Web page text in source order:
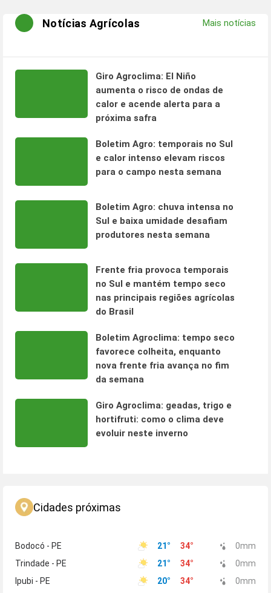
Notícias Agrícolas Mais notícias
Giro Agroclima: El Niño
aumenta o risco de ondas de
calor e acende alerta para a
próxima safra
Boletim Agro: temporais no Sul
e calor intenso elevam riscos
para o campo nesta semana
Boletim Agro: chuva intensa no
Sul e baixa umidade desafiam
produtores nesta semana
Frente fria provoca temporais
no Sul e mantém tempo seco
nas principais regiões agrícolas
do Brasil
Boletim Agroclima: tempo seco
favorece colheita, enquanto
nova frente fria avança no fim
da semana
Giro Agroclima: geadas, trigo e
hortifruti: como o clima deve
evoluir neste inverno
Cidades próximas
Bodocó - PE 21° 34° 0mm
Trindade - PE
21° 34° 0mm
Ipubi - PE
20° 34° 0mm